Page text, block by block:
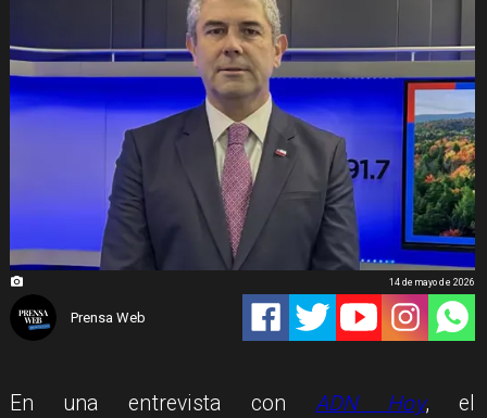
Prensa Web
14 de mayo de 2026
En una entrevista conADN Hoy, el